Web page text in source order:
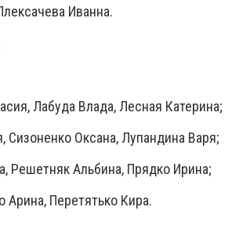
Иванна.
Лабуда Влада, Лесная Катерина;
Сизоненко Оксана, Лупандина Варя;
Решетняк Альбина, Прядко Ирина;
Перетятько Кира.